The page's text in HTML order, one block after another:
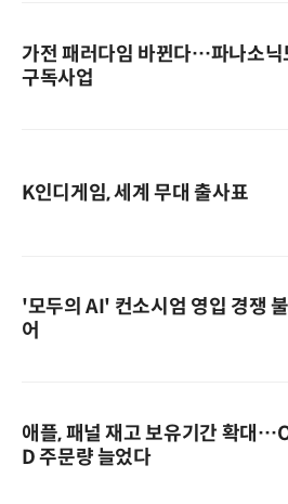
가전 패러다임 바뀐다…파나소닉
구독사업
K인디게임, 세계 무대 출사표
'모두의 AI' 컨소시엄 영입 경쟁
어
애플, 패널 재고 보유기간 확대
D 주문량 늘었다